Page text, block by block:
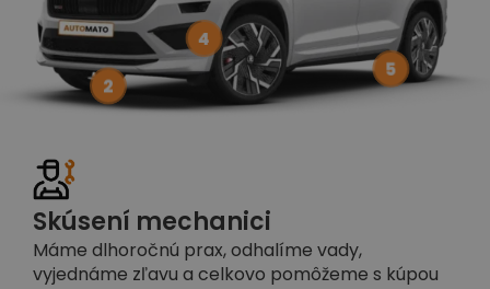
Skúsení mechanici
Máme dlhoročnú prax, odhalíme vady,
vyjednáme zľavu a celkovo pomôžeme s kúpou
2
4
5